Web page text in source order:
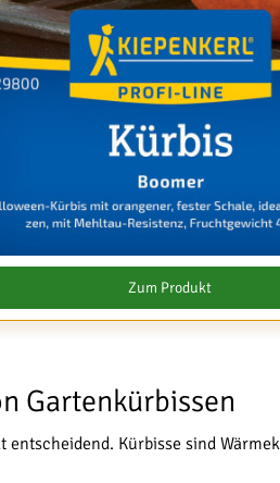
Zum Produkt
Gartenkürbissen
Kürbisse sind